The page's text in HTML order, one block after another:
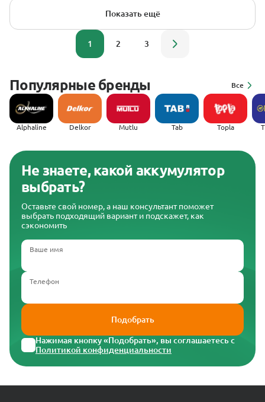
Показать ещё
1 2 3
Популярные бренды Все
Alphaline Delkor Mutlu Tab Topla
Не знаете, какой аккумулятор
выбрать?
Оставьте свой номер, а наш консультант поможет
выбрать подходящий вариант и подскажет, как
сэкономить
Ваше имя
Телефон
Подобрать
Нажимая кнопку «Подобрать», вы соглашаетесь с
Политикой конфиденциальности